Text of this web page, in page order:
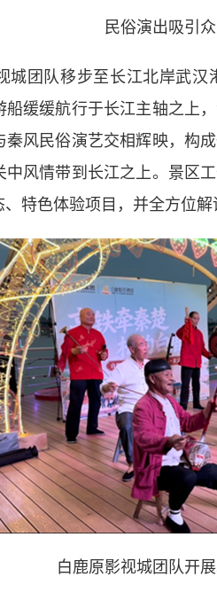
民俗演出吸引
团队移步至长江北岸武汉
船缓缓航行于长江主轴之上
秦风民俗演艺交相辉映，构
中风情带到长江之上。景区
特色体验项目，并全方位解
白鹿原影视城团队开